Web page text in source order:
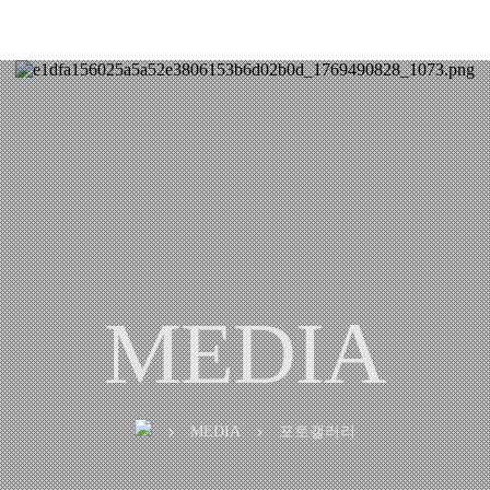
MEDIA
chevron_right MEDIA chevron_right 포토갤러리